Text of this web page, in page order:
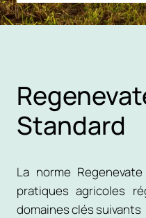
Standard
La norme
pratiques agricoles
domaines clés suivants